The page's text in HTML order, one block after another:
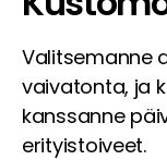
Valitsemanne
vaivatonta, ja
kanssanne
erityistoiveet.